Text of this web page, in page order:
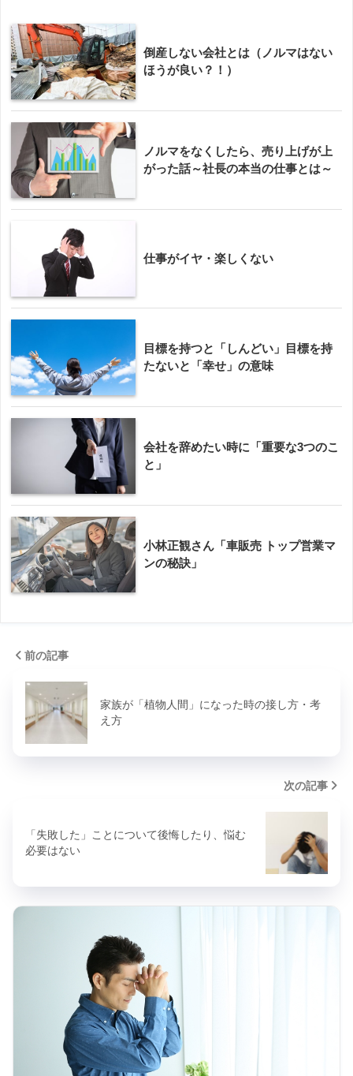
倒産しない会社とは（ノルマはない
ほうが良い？！）
ノルマをなくしたら、売り上げが上
がった話～社長の本当の仕事とは～
仕事がイヤ・楽しくない
目標を持つと「しんどい」目標を持
たないと「幸せ」の意味
会社を辞めたい時に「重要な3つのこ
と」
小林正観さん「車販売 トップ営業マ
ンの秘訣」
前の記事
家族が「植物人間」になった時の接し方・考
え方
次の記事
「失敗した」ことについて後悔したり、悩む
必要はない